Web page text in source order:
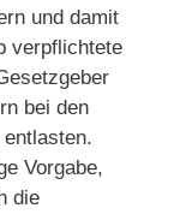
und damit
verpflichtete
bei den
Vorgabe,
die